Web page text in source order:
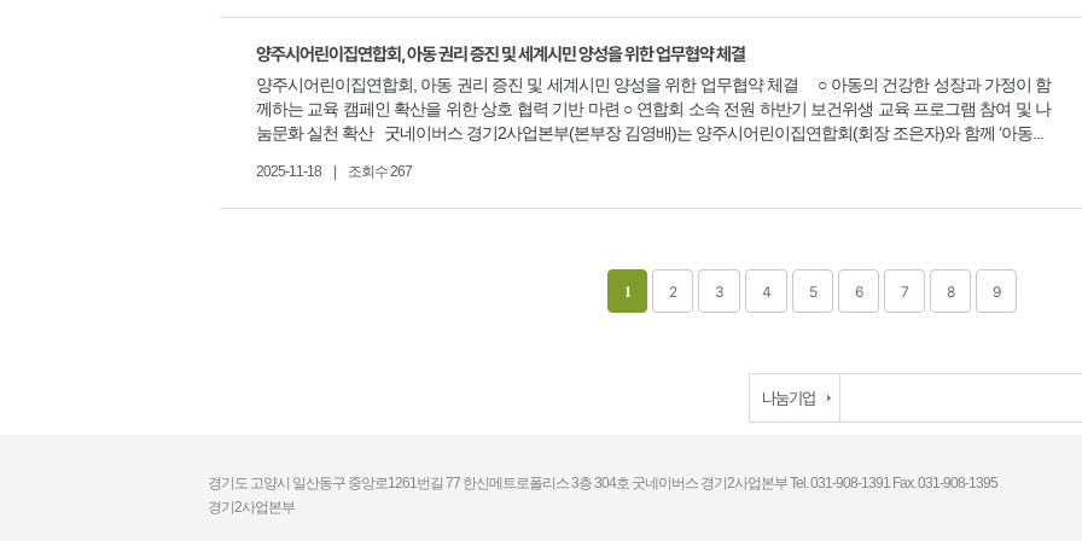
양주시어린이집연합회, 아동 권리 증진 및 세계시민 양성을 위한 업무협약 체결
양주시어린이집연합회, 아동 권리 증진 및 세계시민 양성을 위한 업무협약 체결 ○ 아동의 건강한 성장과 가정이 함
께하는 교육 캠페인 확산을 위한 상호 협력 기반 마련 ○ 연합회 소속 전원 하반기 보건위생 교육 프로그램 참여 및 나
눔문화 실천 확산 굿네이버스 경기2사업본부(본부장 김영배)는 양주시어린이집연합회(회장 조은자)와 함께 ‘아동...
2025-11-18 조회수 267
1 2 3 4 5 6 7 8 9
나눔기업
경기도 고양시 일산동구 중앙로1261번길 77 한신메트로폴리스 3층 304호 굿네이버스 경기2사업본부Tel.031-908-1391 Fax.031-908-1395
경기2사업본부